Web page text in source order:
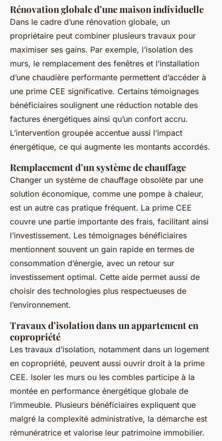
Rénovation globale d’une maison individuelle
Dans le cadre d’une rénovation globale, un
propriétaire peut combiner plusieurs travaux pour
maximiser ses gains. Par exemple, l’isolation des
murs, le remplacement des fenêtres et l’installation
d’une chaudière performante permettent d’accéder à
une prime CEE significative. Certains témoignages
bénéficiaires soulignent une réduction notable des
factures énergétiques ainsi qu’un confort accru.
L’intervention groupée accentue aussi l’impact
énergétique, ce qui augmente les montants accordés.
Remplacement d’un système de chauffage
Changer un système de chauffage obsolète par une
solution économique, comme une pompe à chaleur,
est un autre cas pratique fréquent. La prime CEE
couvre une partie importante des frais, facilitant ainsi
l’investissement. Les témoignages bénéficiaires
mentionnent souvent un gain rapide en termes de
consommation d’énergie, avec un retour sur
investissement optimal. Cette aide permet aussi de
choisir des technologies plus respectueuses de
l’environnement.
Travaux d’isolation dans un appartement en
copropriété
Les travaux d’isolation, notamment dans un logement
en copropriété, peuvent aussi ouvrir droit à la prime
CEE. Isoler les murs ou les combles participe à la
montée en performance énergétique globale de
l’immeuble. Plusieurs bénéficiaires expliquent que
malgré la complexité administrative, la démarche est
rémunératrice et valorise leur patrimoine immobilier.